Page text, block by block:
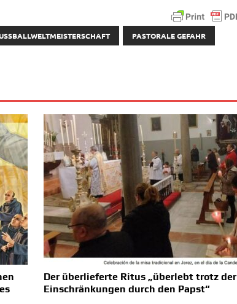
PASTORALE GEFAHR
Der überlieferte Ritus „überlebt trotz der
Einschränkungen durch den Papst“